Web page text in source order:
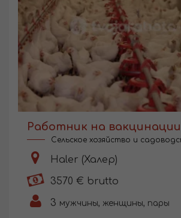
Сельское хозяйство и
Haler (Халер)
3570 € brutto
3 мужчины, женщины, пары